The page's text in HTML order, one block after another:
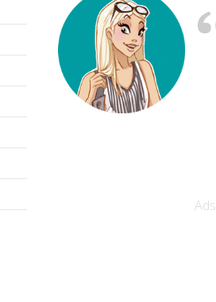
Ads